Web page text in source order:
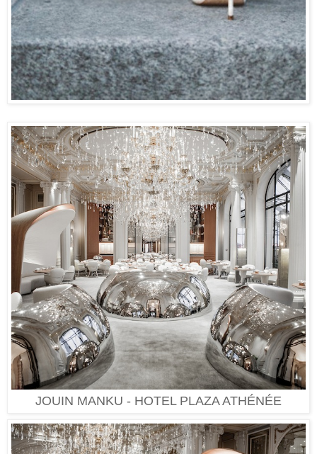
JOUIN MANKU - HOTEL PLAZA ATHÉNÉE